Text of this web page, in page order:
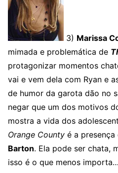
3) Marissa
mimada e problemática de
protagonizar momentos
vai e vem dela com Ryan e
de humor da garota dão no
negar que um dos motivos
mostra a vida dos
Orange County é a presença
Barton. Ela pode ser chata,
isso é o que menos importa…